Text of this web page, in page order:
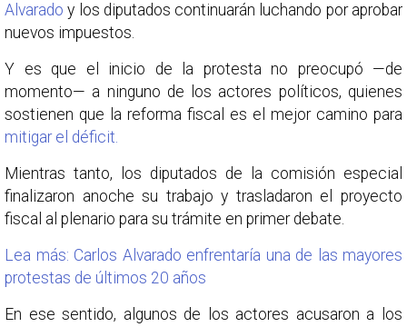
Alvarado y los diputados continuarán luchando por aprobar
nuevos impuestos.
Y es que el inicio de la protesta no preocupó —de
momento— a ninguno de los actores políticos, quienes
sostienen que la reforma fiscal es el mejor camino para
mitigar el déficit.
Mientras tanto, los diputados de la comisión especial
finalizaron anoche su trabajo y trasladaron el proyecto
fiscal al plenario para su trámite en primer debate.
Lea más: Carlos Alvarado enfrentaría una de las mayores
protestas de últimos 20 años
En ese sentido, algunos de los actores acusaron a los